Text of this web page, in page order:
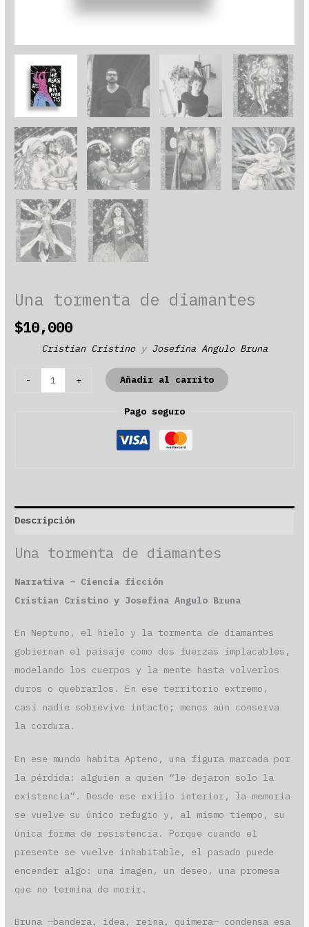
Una tormenta de diamantes
$10,000
Cristian Cristinoy Josefina Angulo Bruna
-
tormenta
+ Añadir al carrito
Pago seguro
Descripción
Una tormenta de diamantes
Narrativa – Ciencia ficción
Cristian Cristino y Josefina Angulo Bruna
En Neptuno, el hielo y la tormenta de diamantes
gobiernan el paisaje como dos fuerzas implacables,
modelando los cuerpos y la mente hasta volverlos
duros o quebrarlos. En ese territorio extremo,
casi nadie sobrevive intacto; menos aún conserva
la cordura.
En ese mundo habita Apteno, una figura marcada por
la pérdida: alguien a quien “le dejaron solo la
existencia”. Desde ese exilio interior, la memoria
se vuelve su único refugio y, al mismo tiempo, su
única forma de resistencia. Porque cuando el
presente se vuelve inhabitable, el pasado puede
encender algo: una imagen, un deseo, una promesa
que no termina de morir.
Bruna —bandera, idea, reina, quimera— condensa esa